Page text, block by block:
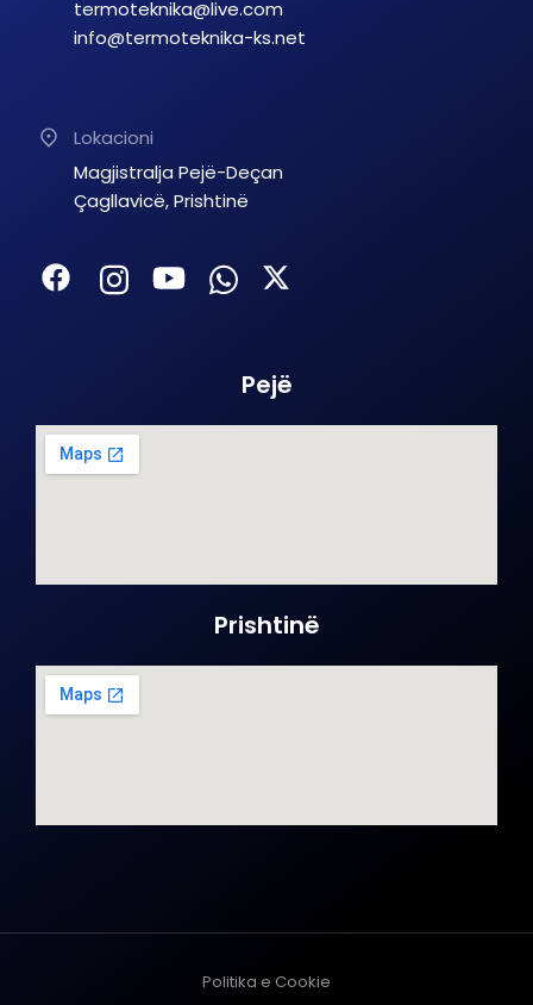
termoteknika@live.com
info@termoteknika-ks.net
Lokacioni
Magjistralja Pejë-Deçan
Çagllavicë, Prishtinë
Pejë
Prishtinë
Politika e Cookie